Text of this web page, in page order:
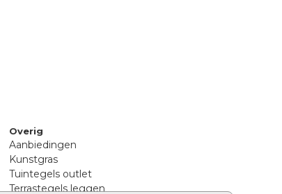
Overig
Aanbiedingen
Kunstgras
Tuintegels outlet
Terrastegels leggen